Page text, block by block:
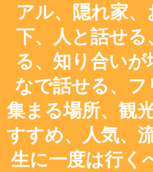
アル、隠れ家
下、人と話せ
る、知り合い
なで話せる、
集まる場所、観
すすめ、人気、
生に一度は行く